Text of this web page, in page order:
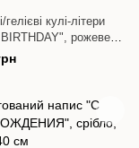
гелієві кулі-літери
рожеве
~40 см